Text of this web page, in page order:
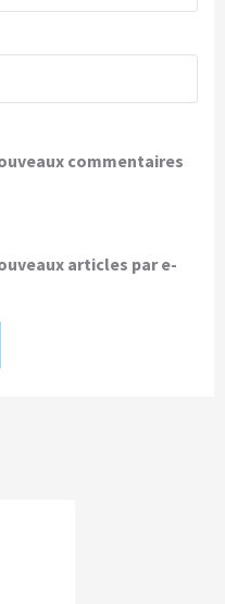
commentaires
articles par e-